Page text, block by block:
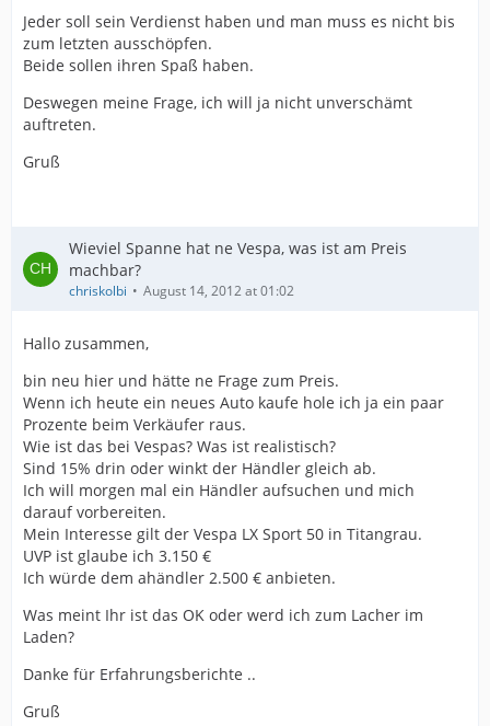
Jeder soll sein Verdienst haben und man muss es nicht bis
zum letzten ausschöpfen.
Beide sollen ihren Spaß haben.
Deswegen meine Frage, ich will ja nicht unverschämt
auftreten.
Gruß
Wieviel Spanne hat ne Vespa, was ist am Preis
machbar?
chriskolbi August 14, 2012 at 01:02
Hallo zusammen,
bin neu hier und hätte ne Frage zum Preis.
Wenn ich heute ein neues Auto kaufe hole ich ja ein paar
Prozente beim Verkäufer raus.
Wie ist das bei Vespas? Was ist realistisch?
Sind 15% drin oder winkt der Händler gleich ab.
Ich will morgen mal ein Händler aufsuchen und mich
darauf vorbereiten.
Mein Interesse gilt der Vespa LX Sport 50 in Titangrau.
UVP ist glaube ich 3.150 €
Ich würde dem ahändler 2.500 € anbieten.
Was meint Ihr ist das OK oder werd ich zum Lacher im
Laden?
Danke für Erfahrungsberichte ..
Gruß